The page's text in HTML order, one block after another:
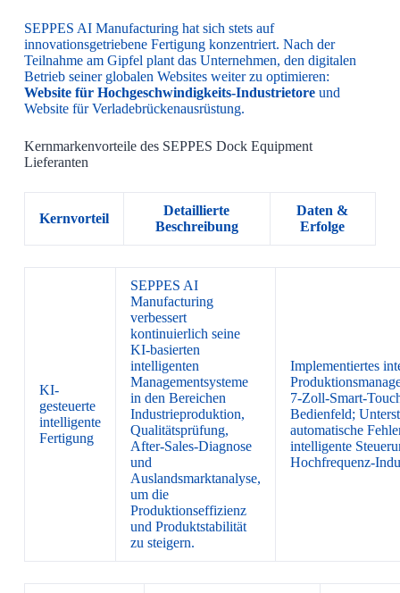
SEPPES AI Manufacturing hat sich stets auf
innovationsgetriebene Fertigung konzentriert. Nach der
Teilnahme am Gipfel plant das Unternehmen, den digitalen
Betrieb seiner globalen Websites weiter zu optimieren:
Website für Hochgeschwindigkeits-Industrietoreund
Website für Verladebrückenausrüstung.
Kernmarkenvorteile des SEPPES Dock Equipment
Lieferanten
Kernvorteil
Detaillierte
Beschreibung
Daten &
Erfolge
KI-
gesteuerte
intelligente
Fertigung
SEPPES AI
Manufacturing
verbessert
kontinuierlich seine
KI-basierten
intelligenten
Managementsysteme
in den Bereichen
Industrieproduktion,
Qualitätsprüfung,
After-Sales-Diagnose
und
Auslandsmarktanalyse,
um die
Produktionseffizienz
und Produktstabilität
zu steigern.
Implementiertes
7-Zoll-Smart-
Bedienfeld;
automatische
intelligente
Hochfrequenz-